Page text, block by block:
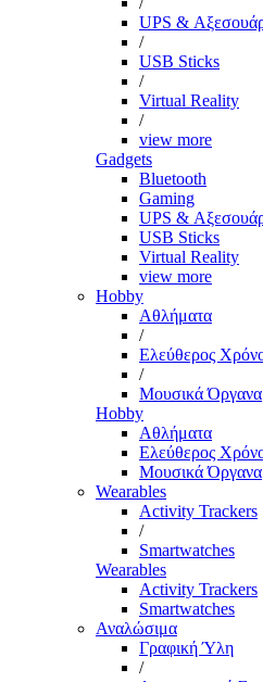
UPS &
/
USB Sticks
/
Virtual Reality
/
view more
Gadgets
Bluetooth
Gaming
UPS &
USB Sticks
Virtual Reality
view more
Hobby
Αθλήματα
/
Ελεύθερος
/
Μουσικά Όργανα
Hobby
Αθλήματα
Ελεύθερος
Μουσικά Όργανα
Wearables
Activity Trackers
/
Smartwatches
Wearables
Activity Trackers
Smartwatches
Αναλώσιμα
Γραφική Ύλη
/